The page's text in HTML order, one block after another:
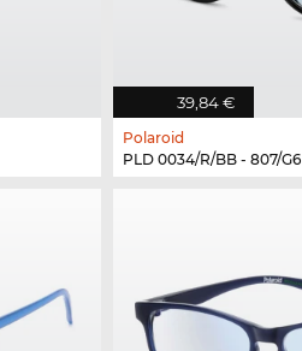
39,84 €
Polaroid
PLD 0034/R/BB - 807/G6